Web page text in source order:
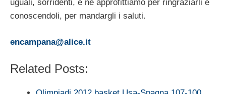
uguali, sorridenti, e ne approfittiamo per ringraziarli e
conoscendoli, per mandargli i saluti.
encampana@alice.it
Related Posts: